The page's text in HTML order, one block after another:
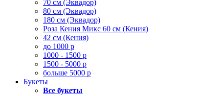
70 см (Эквадор)
80 см (Эквадор)
180 см (Эквадор)
Роза Кения Микс 60 см (Кения)
42 см (Кения)
до 1000 р
1000 - 1500 р
1500 - 5000 р
больше 5000 р
Букеты
Все букеты